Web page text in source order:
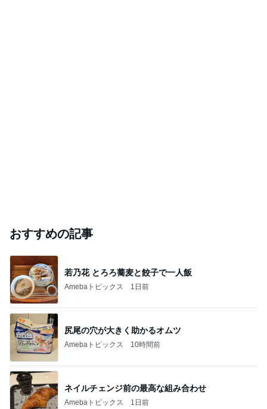
おすすめの記事
若乃花 とろろ蕎麦と餃子で一人飯
Amebaトピックス 1日前
尻尾の穴が大きく助かるオムツ
Amebaトピックス 10時間前
ネイルチェンジ前の最高な組み合わせ
Amebaトピックス 1日前